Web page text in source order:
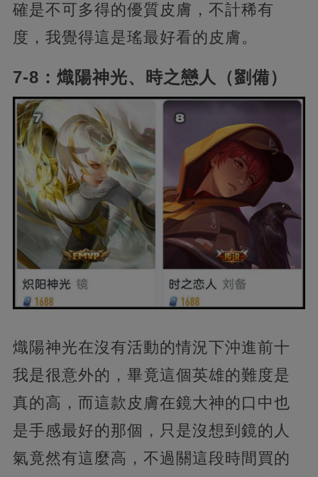
確是不可多得的優質皮膚，不計稀有
度，我覺得這是瑤最好看的皮膚。
7-8：熾陽神光、時之戀人（劉備）
熾陽神光在沒有活動的情況下沖進前十
我是很意外的，畢竟這個英雄的難度是
真的高，而這款皮膚在鏡大神的口中也
是手感最好的那個，只是沒想到鏡的人
氣竟然有這麼高，不過關這段時間買的